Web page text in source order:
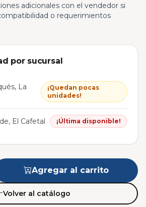
adicionales con el vendedor si
o requerimientos
por sucursal
La
¡Quedan pocas
unidades!
El Cafetal ¡Última disponible!
Agregar al carrito
Volver al catálogo